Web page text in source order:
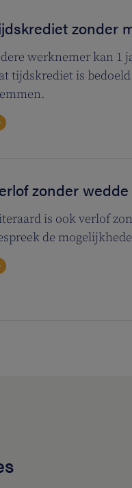
zonder
werknemer kan 1
tijdskrediet is
zonder wedde
is ook verlof
de